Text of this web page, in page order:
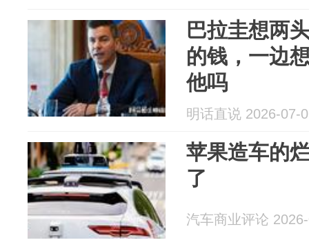
巴拉圭想两
的钱，一边
他吗
明话直说 2026-07-
苹果造车的
了
汽车商业评论